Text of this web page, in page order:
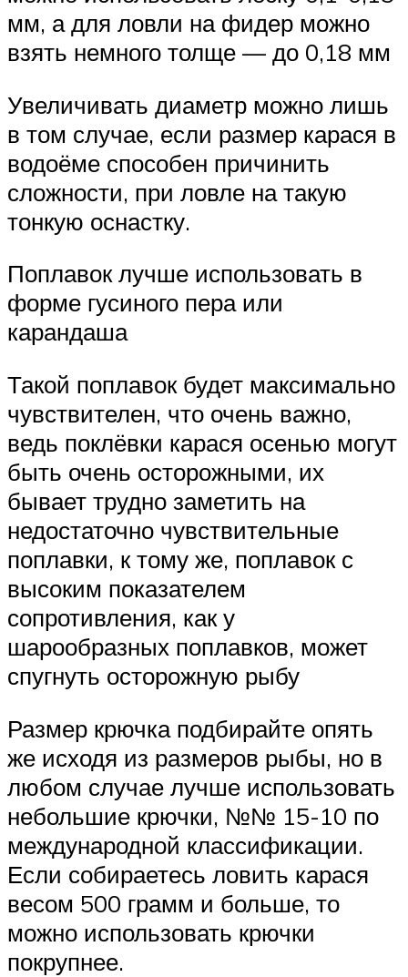
мм, а для ловли на фидер можно
взять немного толще — до 0,18 мм
Увеличивать диаметр можно лишь
в том случае, если размер карася в
водоёме способен причинить
сложности, при ловле на такую
тонкую оснастку.
Поплавок лучше использовать в
форме гусиного пера или
карандаша
Такой поплавок будет максимально
чувствителен, что очень важно,
ведь поклёвки карася осенью могут
быть очень осторожными, их
бывает трудно заметить на
недостаточно чувствительные
поплавки, к тому же, поплавок с
высоким показателем
сопротивления, как у
шарообразных поплавков, может
спугнуть осторожную рыбу
Размер крючка подбирайте опять
же исходя из размеров рыбы, но в
любом случае лучше использовать
небольшие крючки, №№ 15-10 по
международной классификации.
Если собираетесь ловить карася
весом 500 грамм и больше, то
можно использовать крючки
покрупнее.